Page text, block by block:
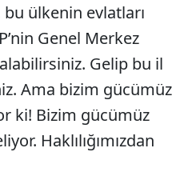
ülkenin evlatları
Genel Merkez
Gelip bu il
Ama bizim gücümüz
ki! Bizim gücümüz
Haklılığımızdan